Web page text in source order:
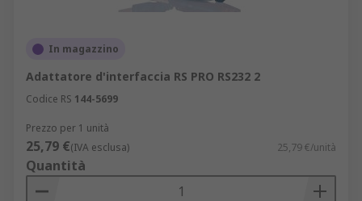
In magazzino
Adattatore d'interfaccia RS PRO RS232 2
Codice RS 144-5699
Prezzo per 1 unità
25,79 €(IVA esclusa) 25,79 €/unità
Quantità